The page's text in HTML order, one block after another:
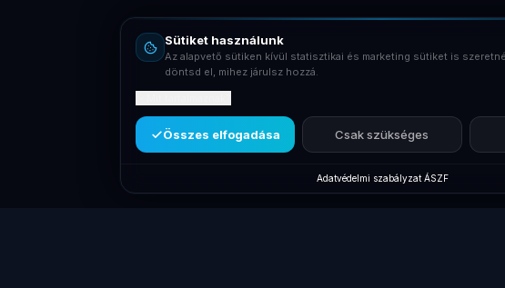
Sütiket használunk
Az alapvető sütiken kívül statisztikai és marketing sütiket is
döntsd el, mihez járulsz hozzá.
Összes elfogadása Csak szükséges
Adatvédelmi szabályzat· ÁSZF